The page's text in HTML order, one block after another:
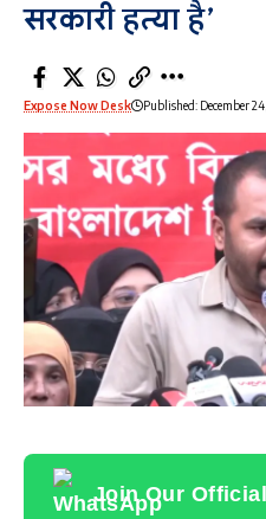
सरकारी हत्या है’
Expose Now Desk Published: December
Join Our